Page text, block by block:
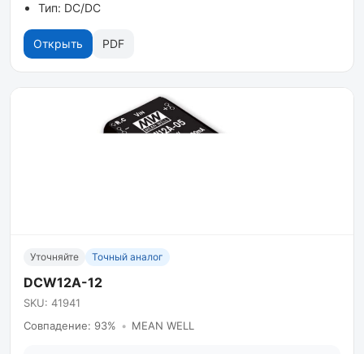
Тип: DC/DC
Открыть PDF
Уточняйте Точный аналог
DCW12A-12
SKU: 41941
Совпадение: 93% • MEAN WELL